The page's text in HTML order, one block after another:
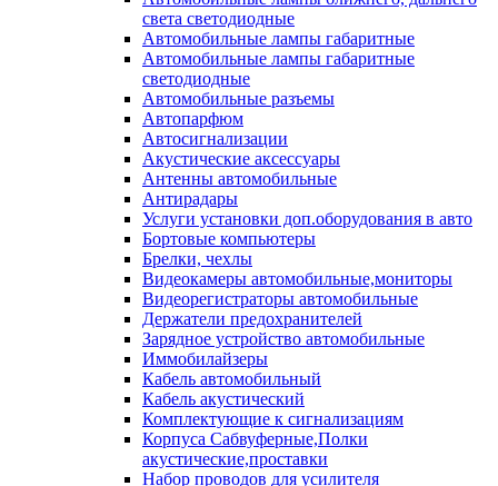
света светодиодные
Автомобильные лампы габаритные
Автомобильные лампы габаритные
светодиодные
Автомобильные разъемы
Автопарфюм
Автосигнализации
Акустические аксессуары
Антенны автомобильные
Антирадары
Услуги установки доп.оборудования в авто
Бортовые компьютеры
Брелки, чехлы
Видеокамеры автомобильные,мониторы
Видеорегистраторы автомобильные
Держатели предохранителей
Зарядное устройство автомобильные
Иммобилайзеры
Кабель автомобильный
Кабель акустический
Комплектующие к сигнализациям
Корпуса Сабвуферные,Полки
акустические,проставки
Набор проводов для усилителя